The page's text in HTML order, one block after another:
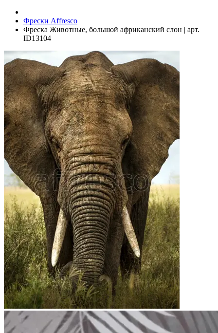
Фрески Affresco
Фреска Животные, большой африканский слон | арт.
ID13104